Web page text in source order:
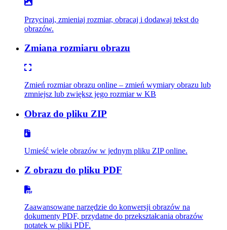
Przycinaj, zmieniaj rozmiar, obracaj i dodawaj tekst do
obrazów.
Zmiana rozmiaru obrazu
Zmień rozmiar obrazu online – zmień wymiary obrazu lub
zmniejsz lub zwiększ jego rozmiar w KB
Obraz do pliku ZIP
Umieść wiele obrazów w jednym pliku ZIP online.
Z obrazu do pliku PDF
Zaawansowane narzędzie do konwersji obrazów na
dokumenty PDF, przydatne do przekształcania obrazów
notatek w pliki PDF.